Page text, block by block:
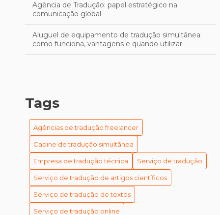
Agência de Tradução: papel estratégico na
comunicação global
Aluguel de equipamento de tradução simultânea:
como funciona, vantagens e quando utilizar
para se Destacar no Mercado
As Melhores Empresas de Tradução em Porto Alegre
para Seu Negócio
As Melhores Empresas de Tradução em Porto Alegre
Para Suas Necessidades
Cabines de Tradução Simultânea: Guia Completo para
Garantir Comunicação Eficiente em Eventos
Internacionais
Tags
Agências de tradução freelancer
Cabine de tradução simultânea
Empresa de tradução técnica Serviço de tradução
Serviço de tradução de artigos científicos
Serviço de tradução de textos
Serviço de tradução online